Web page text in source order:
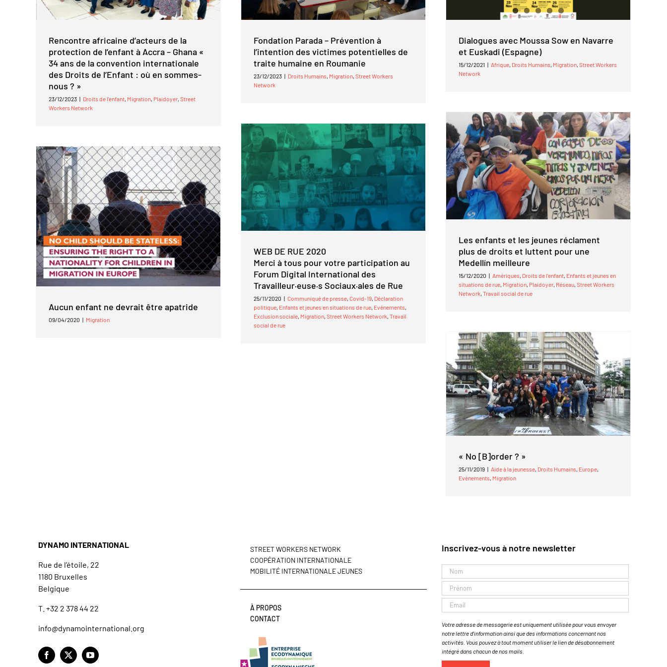
Rencontre africaine d’acteurs de la
protection de l’enfant à Accra – Ghana «
34 ans de la convention internationale
des Droits de l’Enfant : où en sommes-
nous ? »
23/12/2023 | Droits de l'enfant, Migration, Plaidoyer, Street
Workers Network
Fondation Parada – Prévention à
l’intention des victimes potentielles de
traite humaine en Roumanie
23/12/2023 | Droits Humains, Migration, Street Workers
Network
Dialogues avec Moussa Sow en Navarre
et Euskadi (Espagne)
15/12/2021 | Afrique, Droits Humains, Migration, Street Workers
Network
Les enfants et les jeunes réclament
plus de droits et luttent pour une
Medellín meilleure
15/12/2020 | Amériques, Droits de l'enfant, Enfants et jeunes en
situations de rue, Migration, Plaidoyer, Réseau, Street Workers
Network, Travail social de rue
WEB DE RUE 2020
Merci à tous pour votre participation au
Forum Digital International des
Travailleur·euse·s Sociaux·ales de Rue
25/11/2020 | Communiqué de presse, Covid-19, Déclaration
politique, Enfants et jeunes en situations de rue, Evénements,
Exclusion sociale, Migration, Street Workers Network, Travail
social de rue
Aucun enfant ne devrait être apatride
09/04/2020 | Migration
« No [B]order ? »
25/11/2019 | Aide à la jeunesse, Droits Humains, Europe,
Evénements, Migration
DYNAMO INTERNATIONAL
Rue de l’étoile, 22
1180 Bruxelles
Belgique
T. +32 2 378 44 22
info@dynamointernational.org
STREET WORKERS NETWORK
COOPÉRATION INTERNATIONALE
MOBILITÉ INTERNATIONALE JEUNES
À PROPOS
CONTACT
Inscrivez-vous à notre newsletter
Votre adresse de messagerie est uniquement utilisée pour vous envoyer
notre lettre d'information ainsi que des informations concernant nos
activités. Vous pouvez à tout moment utiliser le lien de désabonnement
intégré dans chacun de nos mails.